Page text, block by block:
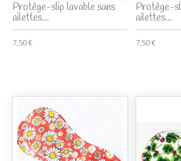
Protège-slip lavable sans
ailettes...
7,50 €
Protège-
ailettes...
7,50 €